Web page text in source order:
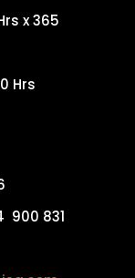
x 365
Hrs
900 831